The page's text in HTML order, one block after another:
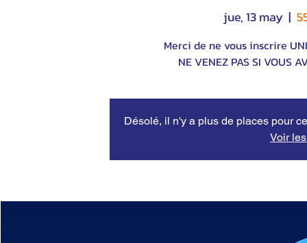
jue, 13 may
  |
Merci de ne vous inscrire
NE VENEZ PAS SI VOUS
Désolé, il n'y a plus de places pour
Voir